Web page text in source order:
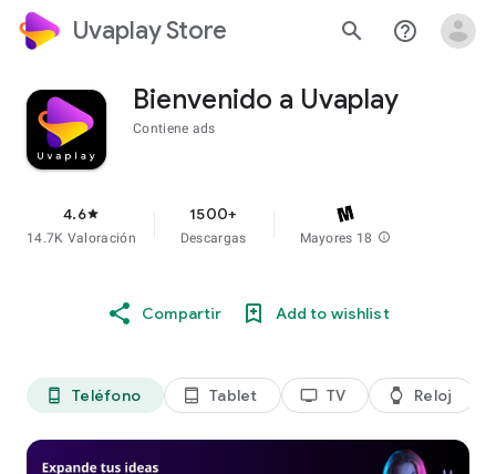
Uvaplay Store search help_outline
Bienvenido a Uvaplay
Contiene ads
4.6star
14.7K Valoración
1500+
Descargas Mayores 18 info
Compartir Add to wishlist
phone_android Teléfono tablet_android Tablet tv TV watch Reloj